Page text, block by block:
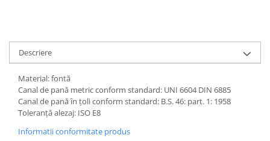
Descriere
Material: fontă
Canal de pană metric conform standard: UNI 6604 DIN 6885
Canal de pană în țoli conform standard: B.S. 46: part. 1: 1958
Toleranță alezaj: ISO E8
Informatii conformitate produs